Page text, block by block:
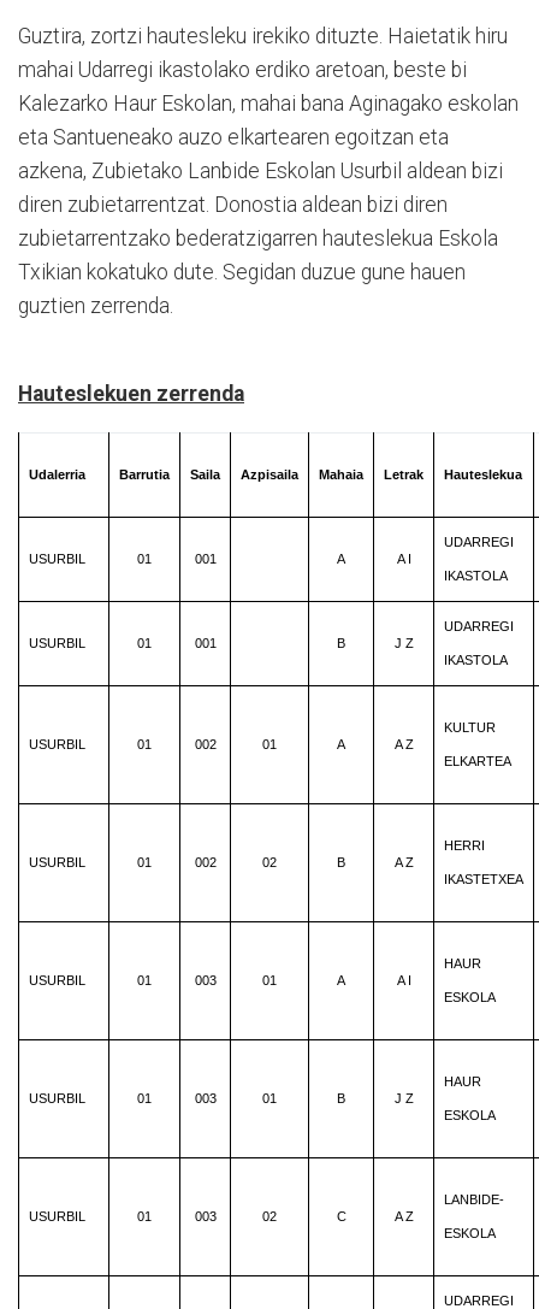
Guztira, zortzi hautesleku irekiko dituzte. Haietatik hiru
mahai Udarregi ikastolako erdiko aretoan, beste bi
Kalezarko Haur Eskolan, mahai bana Aginagako eskolan
eta Santueneako auzo elkartearen egoitzan eta
azkena, Zubietako Lanbide Eskolan Usurbil aldean bizi
diren zubietarrentzat. Donostia aldean bizi diren
zubietarrentzako bederatzigarren hauteslekua Eskola
Txikian kokatuko dute. Segidan duzue gune hauen
guztien zerrenda.
Hauteslekuen zerrenda
Udalerria Barrutia Saila Azpisaila Mahaia Letrak Hauteslekua
USURBIL 01 001 A A I
UDARREGI
IKASTOLA
USURBIL 01 001 B J Z
UDARREGI
IKASTOLA
USURBIL 01 002 01 A A Z
KULTUR
ELKARTEA
USURBIL 01 002 02 B A Z
HERRI
IKASTETXEA
USURBIL 01 003 01 A A I
HAUR
ESKOLA
USURBIL 01 003 01 B J Z
HAUR
ESKOLA
USURBIL 01 003 02 C A Z
LANBIDE-
ESKOLA
UDARREGI